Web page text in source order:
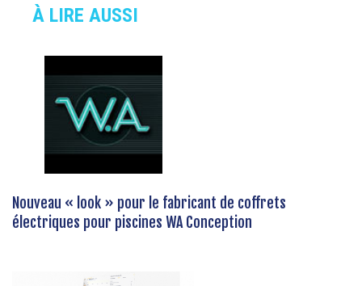
À LIRE AUSSI
Nouveau « look » pour le fabricant de coffrets
électriques pour piscines WA Conception